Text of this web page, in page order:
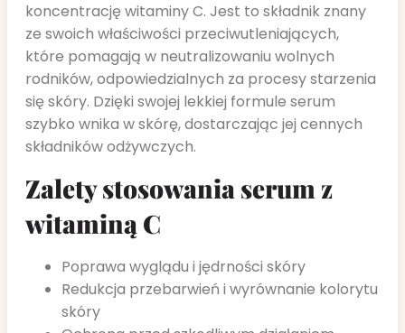
koncentrację witaminy C. Jest to składnik znany
ze swoich właściwości przeciwutleniających,
które pomagają w neutralizowaniu wolnych
rodników, odpowiedzialnych za procesy starzenia
się skóry. Dzięki swojej lekkiej formule serum
szybko wnika w skórę, dostarczając jej cennych
składników odżywczych.
Zalety stosowania serum z
witaminą C
Poprawa wyglądu i jędrności skóry
Redukcja przebarwień i wyrównanie kolorytu
skóry